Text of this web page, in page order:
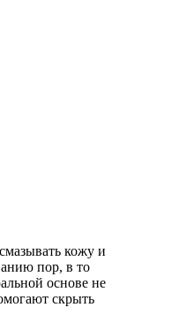
кожу и
пор, в то
основе не
скрыть